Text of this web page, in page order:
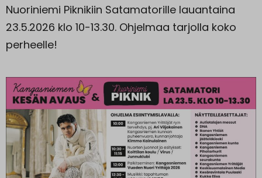
Nuoriniemi Piknikiin Satamatorille lauantaina
23.5.2026 klo 10-13.30. Ohjelmaa tarjolla koko
perheelle!